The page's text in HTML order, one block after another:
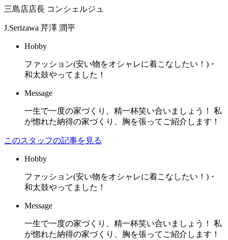
三島店店長 コンシェルジュ
J.Serizawa 芹澤 潤平
Hobby
ファッション(安い物をオシャレに着こなしたい！)・
和太鼓やってました！
Message
一生で一度の家づくり、精一杯笑い合いましょう！ 私
が惚れた納得の家づくり、胸を張ってご紹介します！
このスタッフの記事を見る
Hobby
ファッション(安い物をオシャレに着こなしたい！)・
和太鼓やってました！
Message
一生で一度の家づくり、精一杯笑い合いましょう！ 私
が惚れた納得の家づくり、胸を張ってご紹介します！